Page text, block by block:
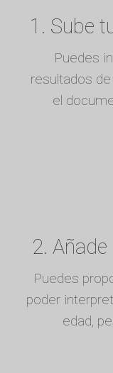
1. Sube
Puedes
resultados
el
2.
Puedes
poder
edad,